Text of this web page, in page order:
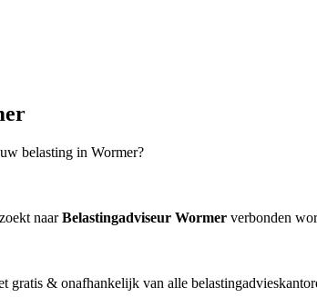
belasting in Wormer?
naarBelastingadviseur Wormer verbonden
gratis & onafhankelijk van alle